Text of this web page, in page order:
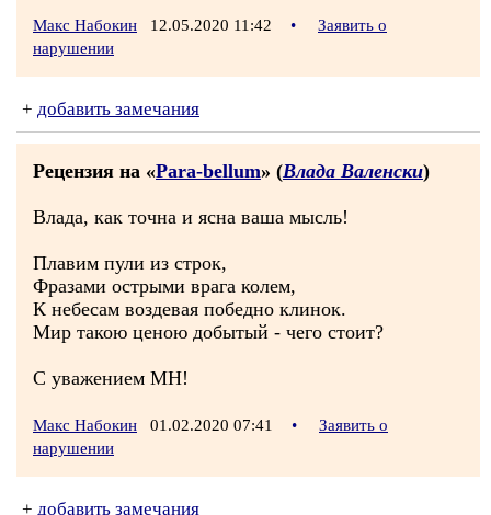
Макс Набокин 12.05.2020 11:42 •
Заявить о
нарушении
+ добавить замечания
Рецензия на «Рara-bellum» (Влада Валенски)
Влада, как точна и ясна ваша мысль!
Плавим пули из строк,
Фразами острыми врага колем,
К небесам воздевая победно клинок.
Мир такою ценою добытый - чего стоит?
С уважением МН!
Макс Набокин 01.02.2020 07:41 •
Заявить о
нарушении
+ добавить замечания